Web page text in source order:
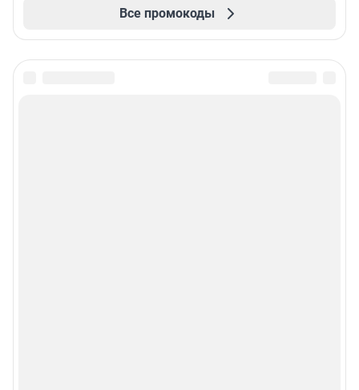
Все промокоды